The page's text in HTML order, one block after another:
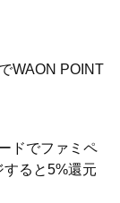
WAON POINT
ドでファミペ
ると5%還元